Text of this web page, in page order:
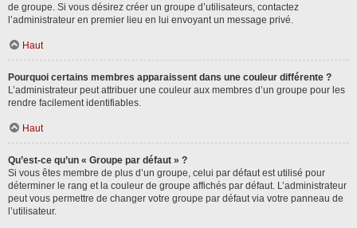
de groupe. Si vous désirez créer un groupe d’utilisateurs, contactez
l’administrateur en premier lieu en lui envoyant un message privé.
Haut
Pourquoi certains membres apparaissent dans une couleur différente ?
L’administrateur peut attribuer une couleur aux membres d’un groupe pour les
rendre facilement identifiables.
Haut
Qu’est-ce qu’un « Groupe par défaut » ?
Si vous êtes membre de plus d’un groupe, celui par défaut est utilisé pour
déterminer le rang et la couleur de groupe affichés par défaut. L’administrateur
peut vous permettre de changer votre groupe par défaut via votre panneau de
l’utilisateur.